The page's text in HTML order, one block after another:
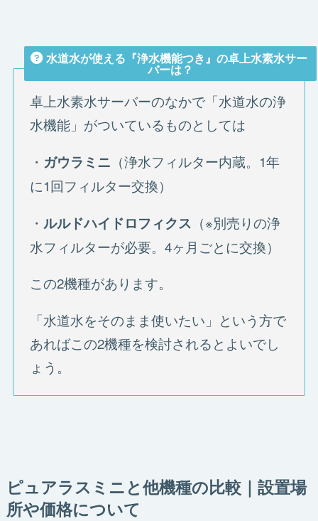
水道水が使える『浄水機能つき』の卓上水素水サー
バーは？
卓上水素水サーバーのなかで「水道水の浄
水機能」がついているものとしては
・ ガウラミニ （浄水フィルター内蔵。1年
に1回フィルター交換）
・ ルルドハイドロフィクス （※別売りの浄
水フィルターが必要。4ヶ月ごとに交換）
この2機種があります。
「水道水をそのまま使いたい」という方で
あればこの2機種を検討されるとよいでし
ょう。
ピュアラスミニと他機種の比較｜設置場
所や価格について